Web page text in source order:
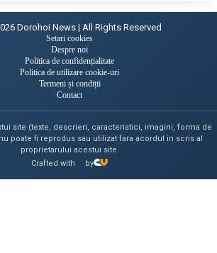
Dorohoi News | All Rights Reserved
Setari cookies
Despre noi
Politica de confidențialitate
Politica de utilizare cookie-uri
Termeni și condiții
Contact
site (texte, descrieri, caracteristici, imagini, forma de
poate fi reprodus sau utilizat fara acordul in scris al
proprietarului acestui site.
Crafted with
by